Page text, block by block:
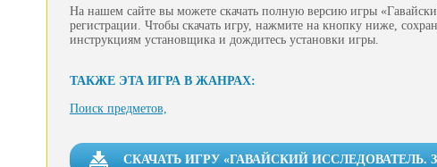
На нашем сайте вы можете скачать полную версию игры
регистрации. Чтобы скачать игру, нажмите на кнопку ниже,
инструкциям установщика и дождитесь установки игры.
ТАКЖЕ ЭТА ИГРА В ЖАНРАХ:
Поиск предметов,
СКАЧАТЬ ИГРУ «ГАВАЙСКИЙ ИССЛЕДОВАТЕЛЬ.